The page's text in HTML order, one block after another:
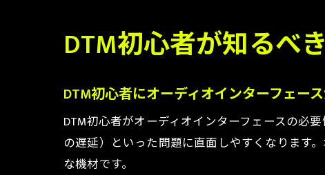
音質
DTM初心者が知るべ
DTM初心者にオーディオインターフェー
DTM初心者がオーディオインターフェースの必
の遅延）といった問題に直面しやすくなります
な機材です。